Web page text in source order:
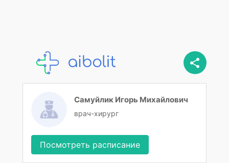
Самуйлик Игорь Михайлович
врач-хирург
Посмотреть расписание